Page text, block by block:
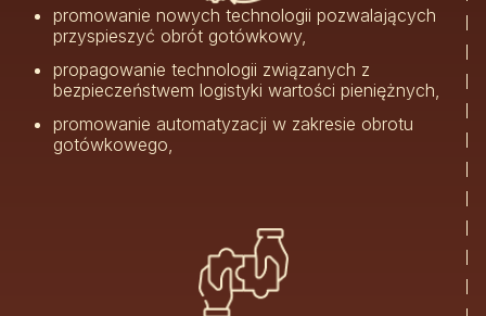
promowanie nowych technologii pozwalających
przyspieszyć obrót gotówkowy,
propagowanie technologii związanych z
bezpieczeństwem logistyki wartości pieniężnych,
promowanie automatyzacji w zakresie obrotu
gotówkowego,